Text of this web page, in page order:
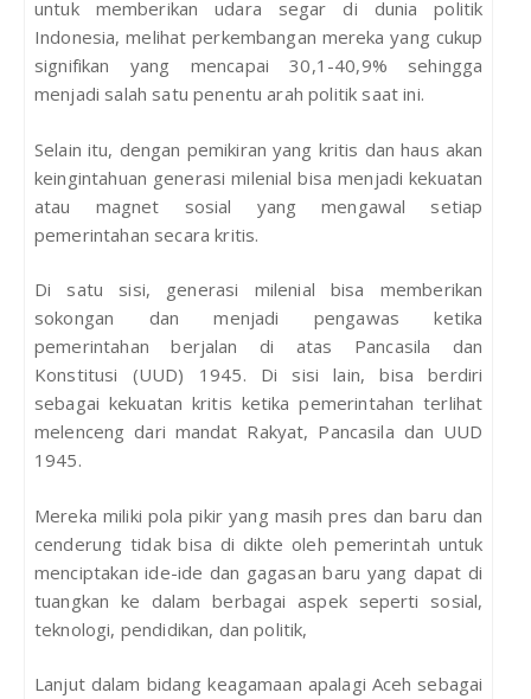
untuk memberikan udara segar di dunia politik
Indonesia, melihat perkembangan mereka yang cukup
signifikan yang mencapai 30,1-40,9% sehingga
menjadi salah satu penentu arah politik saat ini.
Selain itu, dengan pemikiran yang kritis dan haus akan
keingintahuan generasi milenial bisa menjadi kekuatan
atau magnet sosial yang mengawal setiap
pemerintahan secara kritis.
Di satu sisi, generasi milenial bisa memberikan
sokongan dan menjadi pengawas ketika
pemerintahan berjalan di atas Pancasila dan
Konstitusi (UUD) 1945. Di sisi lain, bisa berdiri
sebagai kekuatan kritis ketika pemerintahan terlihat
melenceng dari mandat Rakyat, Pancasila dan UUD
1945.
Mereka miliki pola pikir yang masih pres dan baru dan
cenderung tidak bisa di dikte oleh pemerintah untuk
menciptakan ide-ide dan gagasan baru yang dapat di
tuangkan ke dalam berbagai aspek seperti sosial,
teknologi, pendidikan, dan politik,
Lanjut dalam bidang keagamaan apalagi Aceh sebagai